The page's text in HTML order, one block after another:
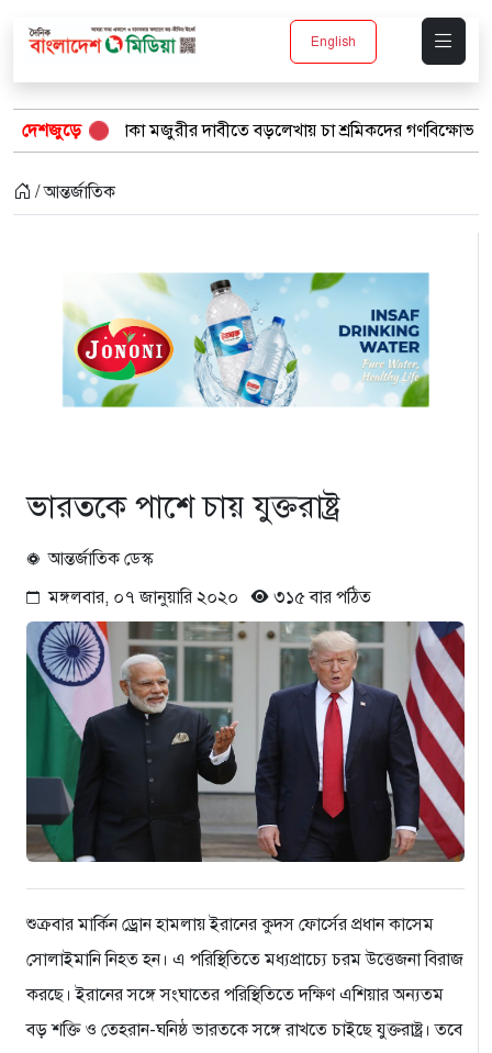
English
দেশজুড়ে
দাবীতে বড়লেখায় চা শ্রমিকদের গণবিক্ষোভ “১/১১-তে তারেক
/ আন্তর্জাতিক
ভারতকে পাশে চায় যুক্তরাষ্ট্র
আন্তর্জাতিক ডেস্ক
মঙ্গলবার, ০৭ জানুয়ারি ২০২০
৩১৫ বার পঠিত
শুক্রবার মার্কিন ড্রোন হামলায় ইরানের কুদস ফোর্সের প্রধান কাসেম
সোলাইমানি নিহত হন। এ পরিস্থিতিতে মধ্যপ্রাচ্যে চরম উত্তেজনা বিরাজ
করছে। ইরানের সঙ্গে সংঘাতের পরিস্থিতিতে দক্ষিণ এশিয়ার অন্যতম
বড় শক্তি ও তেহরান-ঘনিষ্ঠ ভারতকে সঙ্গে রাখতে চাইছে যুক্তরাষ্ট্র। তবে